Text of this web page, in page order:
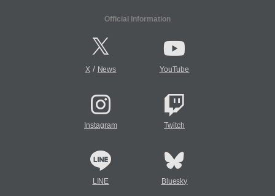
Official Information
X/ News YouTube
Instagram Twitch
LINE Bluesky